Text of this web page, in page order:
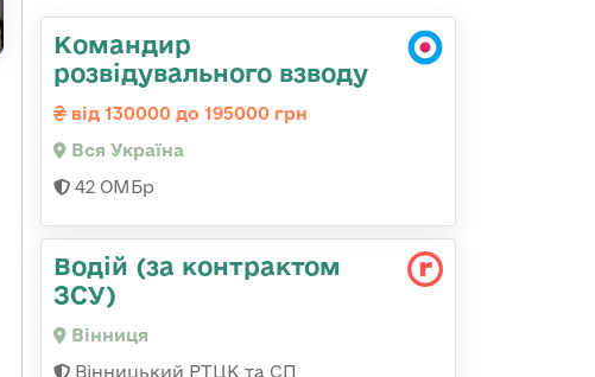
Командир
розвідувального взводу
від 130000 до 195000 грн
Вся Україна
42 ОМБр
Водій (за контрактом
ЗСУ)
Вінниця
Вінницький РТЦК та СП